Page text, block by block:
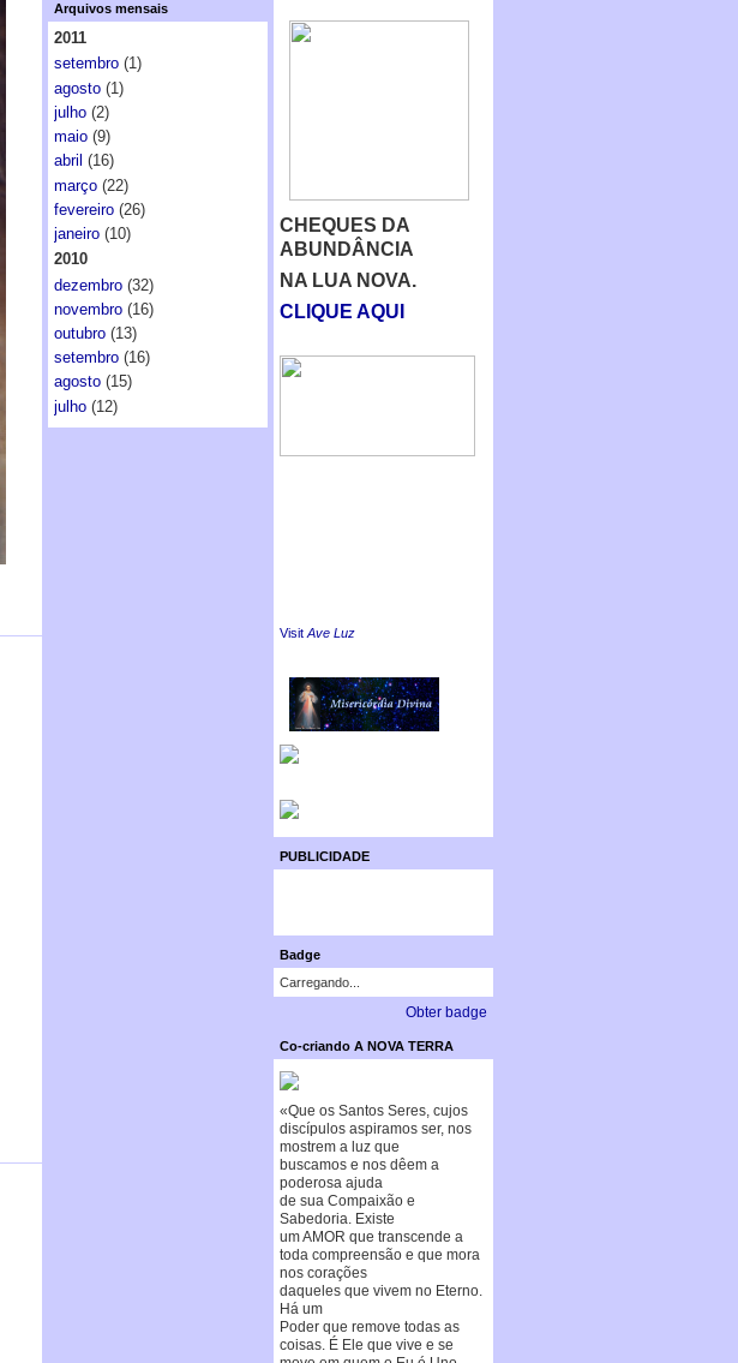
Arquivos mensais
2011
setembro(1)
agosto(1)
julho(2)
maio(9)
abril (16)
março(22)
fevereiro(26)
janeiro(10)
2010
dezembro(32)
novembro(16)
outubro(13)
setembro(16)
agosto(15)
julho(12)
CHEQUES DA
ABUNDÂNCIA
NA LUA NOVA.
CLIQUE AQUI
Visit Ave Luz
PUBLICIDADE
Badge
Carregando...
Obter badge
Co-criando A NOVA TERRA
«Que os Santos Seres, cujos
discípulos aspiramos ser, nos
mostrem a luz que
buscamos e nos dêem a
poderosa ajuda
de sua Compaixão e
Sabedoria. Existe
um AMOR que transcende a
toda compreensão e que mora
nos corações
daqueles que vivem no Eterno.
Há um
Poder que remove todas as
coisas. É Ele que vive e se